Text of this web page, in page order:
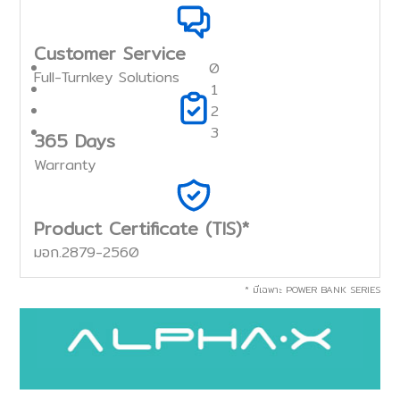
0
1
2
3
Customer Service
Full-Turnkey Solutions
365 Days
Warranty
Product Certificate (TIS)*
มอก.2879-2560
* มีเฉพาะ POWER BANK SERIES